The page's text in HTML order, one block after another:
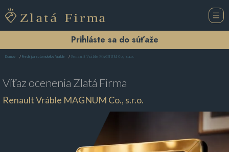
Prihláste sa do súťaže
Domov Predajca automobilov Vráble Renault Vráble MAGNUM Co., s.r.o.
Víťaz ocenenia Zlatá Firma
Renault Vráble MAGNUM Co., s.r.o.